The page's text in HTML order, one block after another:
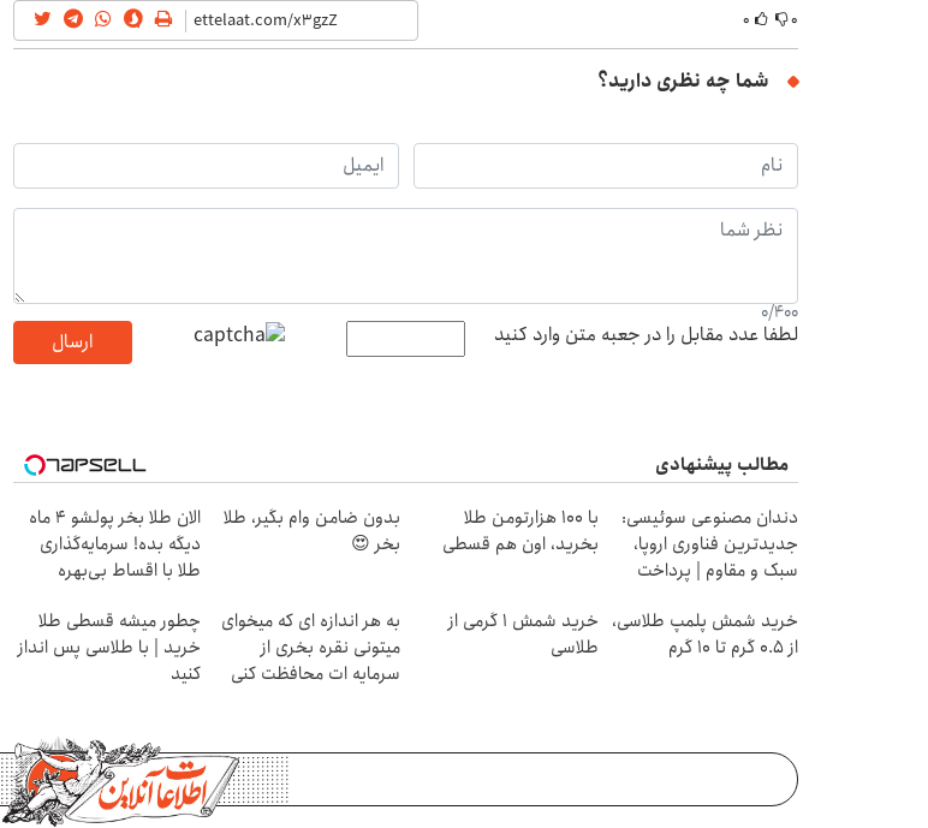
۰ ۰
شما چه نظری دارید؟
0/400
لطفا عدد مقابل را در جعبه متن وارد کنید ارسال
مطالب پیشنهادی
دندان مصنوعی سوئیسی:
جدیدترین فناوری اروپا،
سبک و مقاوم | پرداخت
با ۱۰۰ هزارتومن طلا
بخرید، اون هم قسطی
بدون ضامن وام بگیر، طلا
بخر 😍
الان طلا بخر پولشو 4 ماه
دیگه بده! سرمایه‌گذاری
طلا با اقساط بی‌بهره
خرید شمش پلمپ طلاسی،
از ۰.۵ گرم تا ۱۰ گرم
خرید شمش 1 گرمی از
طلاسی
به هر اندازه ای که میخوای
میتونی نقره بخری از
سرمایه ات محافظت کنی
چطور میشه قسطی طلا
خرید | با طلاسی پس انداز
کنید